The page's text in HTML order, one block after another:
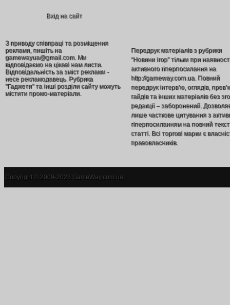
Вхід на сайт
З приводу співпраці та розміщення
реклами, пишіть на
gamewayua@gmail.com. Ми
відповідаємо на цікаві нам листи.
Відповідальність за зміст реклами -
несе рекламодавець. Рубрика
"Гаджети" та інші розділи сайту можуть
містити промо-матеріали.
Передрук матеріалів з рубрики
“Новини ігор” тільки при
активного гіперпосилання на
http://gameway.com.ua. Повний
передрук інтерв’ю, оглядів,
гайдів та інших матеріалів без
редакції – заборонений.
лише часткове цитування з
гіперпосиланням на повний текст
статті. Всі торгові марки є
правовласників.
Copyright © 2009-2023 GameWay.com.ua